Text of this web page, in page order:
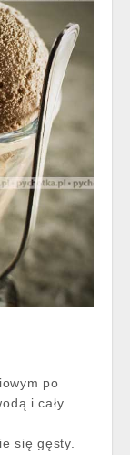
po
i cały
się gęsty.